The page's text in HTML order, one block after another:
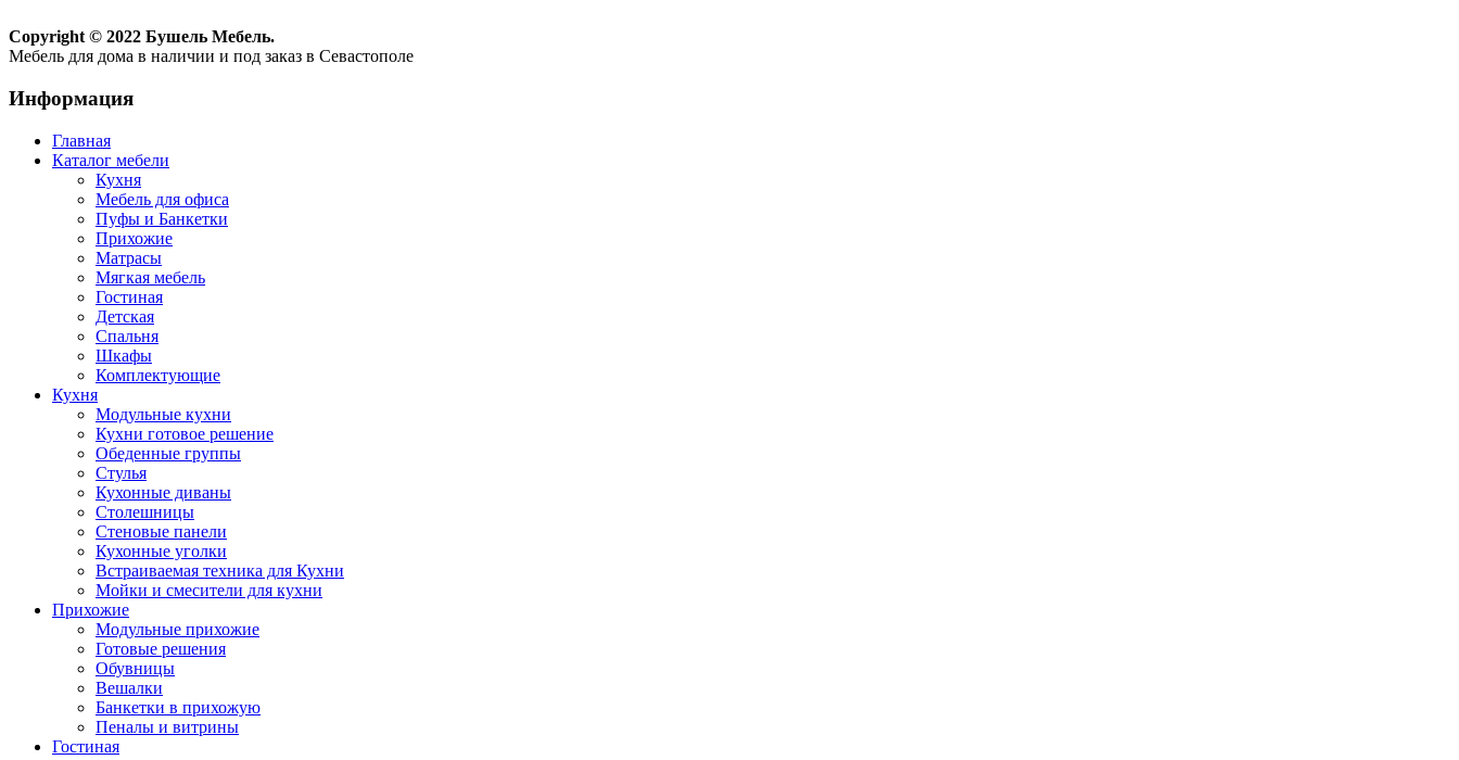
Copyright © 2022 Бушель Мебель.
Мебель для дома в наличии и под заказ в Севастополе
Информация
Главная
Каталог мебели
Кухня
Мебель для офиса
Пуфы и Банкетки
Прихожие
Матрасы
Мягкая мебель
Гостиная
Детская
Спальня
Шкафы
Комплектующие
Кухня
Модульные кухни
Кухни готовое решение
Обеденные группы
Стулья
Кухонные диваны
Столешницы
Стеновые панели
Кухонные уголки
Встраиваемая техника для Кухни
Мойки и смесители для кухни
Прихожие
Модульные прихожие
Готовые решения
Обувницы
Вешалки
Банкетки в прихожую
Пеналы и витрины
Гостиная